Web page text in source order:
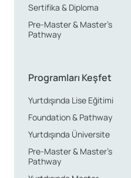
Sertifika & Diploma
Pre-Master & Master’s
Pathway
Programları Keşfet
Yurtdışında Lise Eğitimi
Foundation & Pathway
Yurtdışında Üniversite
Pre-Master & Master’s
Pathway